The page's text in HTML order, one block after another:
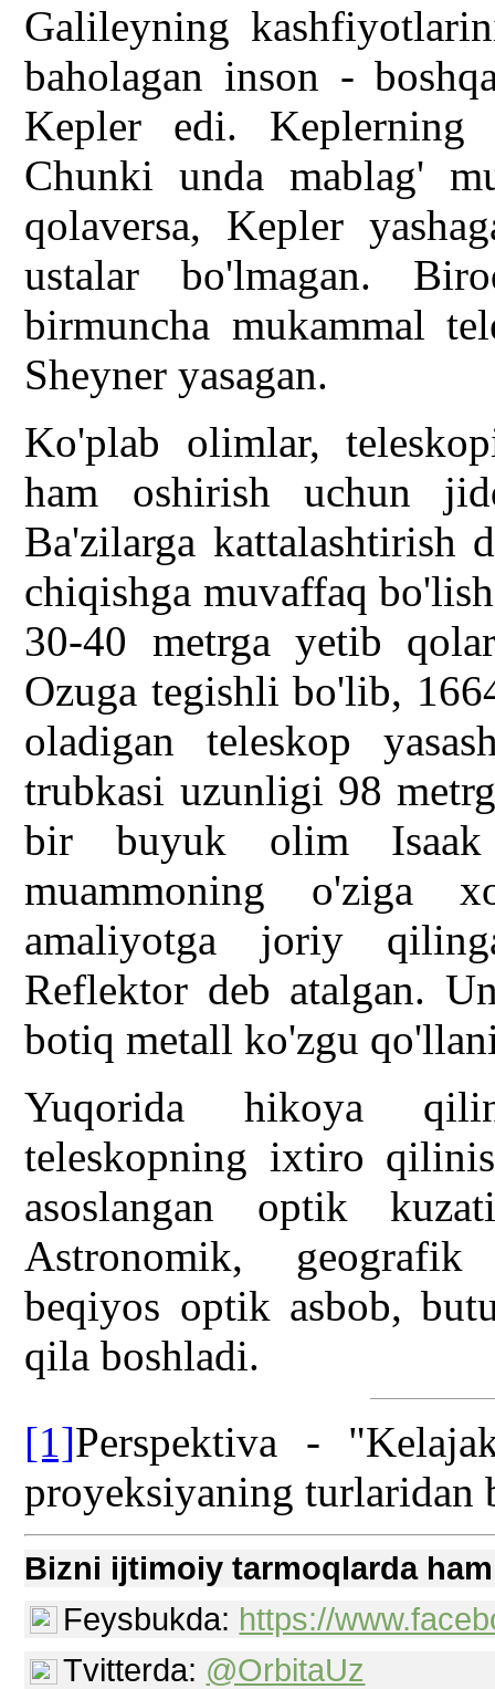
Galileyning
baholagan inson -
Kepler edi. Keplerning
Chunki unda mablag'
qolaversa, Kepler
ustalar bo'lmagan.
birmuncha mukammal
Sheyner yasagan.
Ko'plab olimlar,
ham oshirish uchun
Ba'zilarga kattalashtirish
chiqishga muvaffaq
30-40 metrga yetib
Ozuga tegishli bo'lib,
oladigan teleskop
trubkasi uzunligi 98
bir buyuk olim Isaak
muammoning o'ziga
amaliyotga joriy
Reflektor deb atalgan.
botiq metall ko'zgu
Yuqorida hikoya
teleskopning ixtiro
asoslangan optik
Astronomik, geografik
beqiyos optik asbob,
qila boshladi.
[1]Perspektiva -
proyeksiyaning turlaridan
Bizni ijtimoiy tarmoqlarda
Feysbukda: https://
Tvitterda: @OrbitaUz